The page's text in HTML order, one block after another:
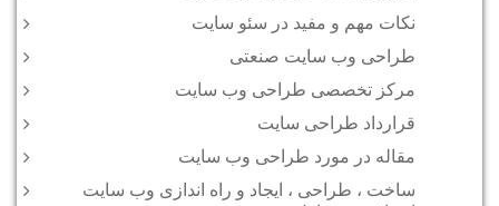
نکات مهم و مفید در سئو سایت
طراحی وب سایت صنعتی
مرکز تخصصی طراحی وب سایت
قرارداد طراحی سایت
مقاله در مورد طراحی وب سایت
ساخت ، طراحی ، ایجاد و راه اندازی وب سایت